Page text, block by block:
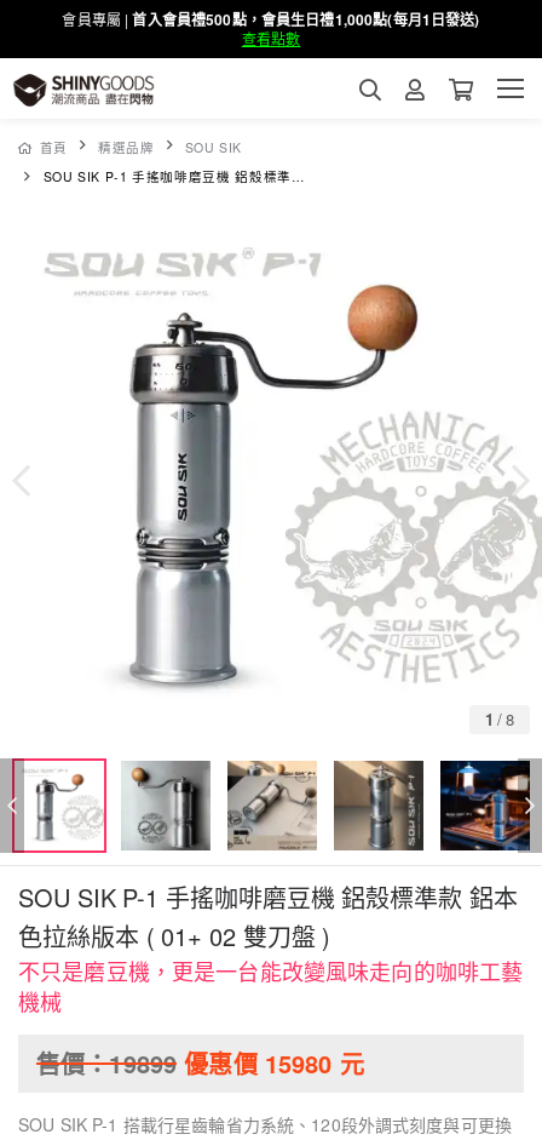
會員專屬 |首入會員禮500點，會員生日禮1,000點(每月1日發送)
查看點數
首頁 精選品牌
SOU SIK
SOU SIK P-1 手搖咖啡磨豆機 鋁殼標準款 鋁本色拉絲版本 ( 01+ 02 雙刀盤 )
1 /8
SOU SIK P-1 手搖咖啡磨豆機 鋁殼標準款 鋁本
色拉絲版本 ( 01+ 02 雙刀盤 )
不只是磨豆機，更是一台能改變風味走向的咖啡工藝
機械
售價：19899 優惠價 15980 元
SOU SIK P-1 搭載行星齒輪省力系統、120段外調式刻度與可更換